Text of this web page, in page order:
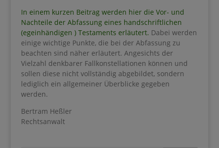
In einem kurzen Beitrag werden hier die Vor- und
Nachteile der Abfassung eines handschriftlichen
(egeinhändigen ) Testaments erläutert. Dabei werden
einige wichtige Punkte, die bei der Abfassung zu
beachten sind näher erläutert. Angesichts der
Vielzahl denkbarer Fallkonstellationen können und
sollen diese nicht vollständig abgebildet, sondern
lediglich ein allgemeiner Überblicke gegeben
werden.
Bertram Heßler
Rechtsanwalt